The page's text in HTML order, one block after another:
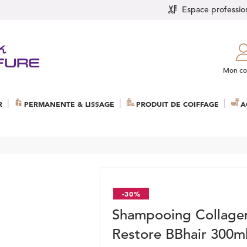
Espace
Mon
PERMANENTE & LISSAGE PRODUIT DE COIFFAGE
-30%
Shampooing
Restore BBhair 300ml